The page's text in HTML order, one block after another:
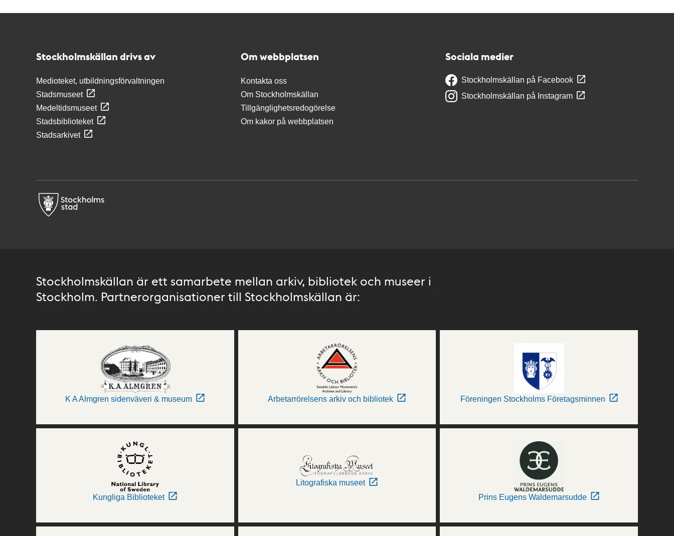
Stockholmskällan drivs av
Medioteket, utbildningsförvaltningen
Stadsmuseet
Medeltidsmuseet
Stadsbiblioteket
Stadsarkivet
Om webbplatsen
Kontakta oss
Om Stockholmskällan
Tillgänglighetsredogörelse
Om kakor på webbplatsen
Sociala medier
Stockholmskällan på Facebook
Stockholmskällan på Instagram
Stockholmskällan är ett samarbete mellan arkiv, bibliotek och museer i
Stockholm. Partnerorganisationer till Stockholmskällan är:
K A Almgren sidenväveri & museum Arbetarrörelsens arkiv och bibliotek Föreningen Stockholms Företagsminnen
Kungliga Biblioteket
Litografiska museet
Prins Eugens Waldemarsudde